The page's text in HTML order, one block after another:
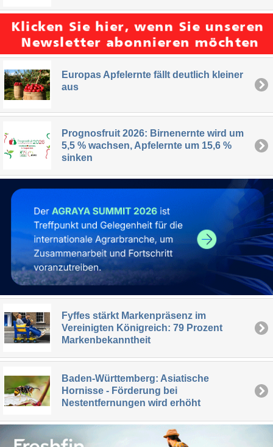
Europas Apfelernte fällt deutlich kleiner
aus
Prognosfruit 2026: Birnenernte wird um
5,5 % wachsen, Apfelernte um 15,6 %
sinken
Fyffes stärkt Markenpräsenz im
Vereinigten Königreich: 79 Prozent
Markenbekanntheit
Baden-Württemberg: Asiatische
Hornisse - Förderung bei
Nestentfernungen wird erhöht